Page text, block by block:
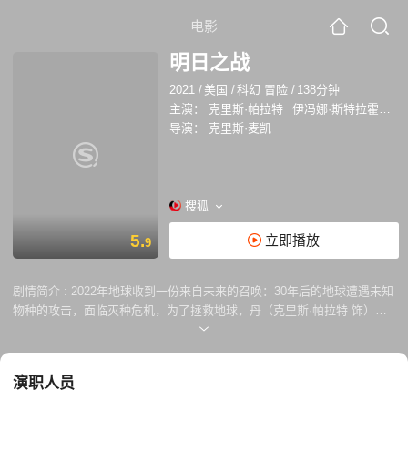
电影
5.9
明日之战
2021 / 美国 /科幻 冒险 / 138分钟
主演：
克里斯·帕拉特
伊冯娜·斯特拉霍夫斯基
导演：
克里斯·麦凯
搜狐
立即播放
剧情简介 : 2022年地球收到一份来自未来的召唤：30年后的地球遭遇未知
物种的攻击，面临灭种危机，为了拯救地球，丹（克里斯·帕拉特 饰）被
招募为战士去到未来，支持地球上人类的最后一战。直到亲眼所见，丹才
演职人员